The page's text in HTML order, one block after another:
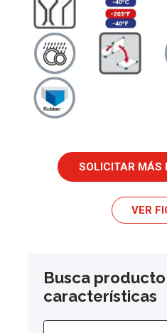
SOLICITAR MÁS
VER
Busca
características